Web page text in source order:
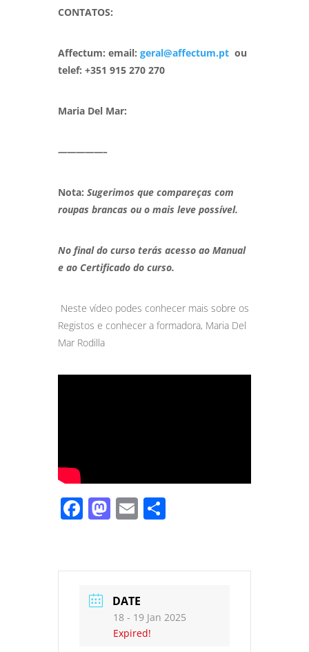
CONTATOS:
Affectum: email: geral@affectum.pt ou
telef: +351 915 270 270
Maria Del Mar:
—————–
Nota: Sugerimos que compareças com
roupas brancas ou o mais leve possível.
No final do curso terás acesso ao Manual
e ao Certificado do curso.
Neste vídeo podes conhecer mais sobre os
Registos e conhecer a formadora, Maria Del
Mar Rodilla
Facebook
Mastodon
Email
DATE
18 - 19 Jan 2025
Expired!